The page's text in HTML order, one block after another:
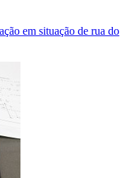
em situação de rua do